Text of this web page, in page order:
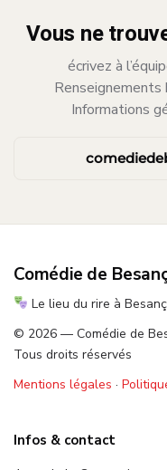
Vous ne
écrivez à
Informations
Comédie de
Le lieu du rire à
© 2026 — Comédie de
Tous droits réservés
Mentions légales ·
Infos & contact